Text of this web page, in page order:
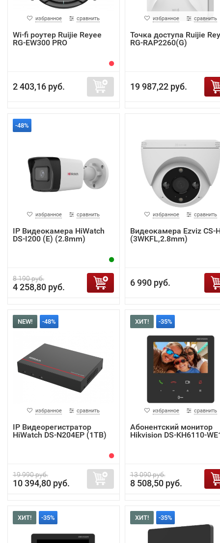
избранное сравнить
Wi-fi роутер Ruijie Reyee
RG-EW300 PRO
2 403,16 руб.
избранное сравнить
Точка доступа Ruijie
RG-RAP2260(G)
19 987,22 руб.
-48%
избранное сравнить
IP Видеокамера HiWatch
DS-I200 (E) (2.8mm)
8 190 руб.
4 258,80 руб.
избранное сравнить
Видеокамера Ezviz CS-
(3WKFL,2.8mm)
6 990 руб.
NEW! -48%
избранное сравнить
IP Видеорегистратор
HiWatch DS-N204EP (1TB)
19 990 руб.
10 394,80 руб.
ХИТ! -35%
избранное сравнить
Абонентский монитор
Hikvision DS-KH6110-
13 090 руб.
8 508,50 руб.
ХИТ! -35% ХИТ! -35%